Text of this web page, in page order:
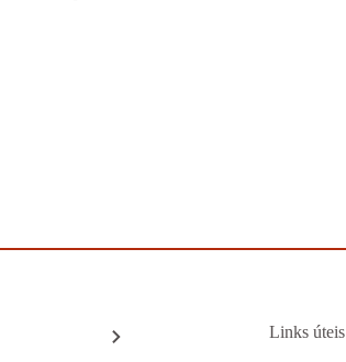
Links úteis